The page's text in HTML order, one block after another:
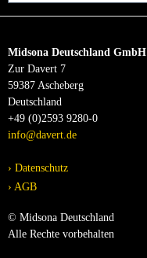
Midsona Deutschland GmbH
Zur Davert 7
59387 Ascheberg
Deutschland
+49 (0)2593 9280-0
info@davert.de
Datenschutz
AGB
© Midsona Deutschland
Alle Rechte vorbehalten